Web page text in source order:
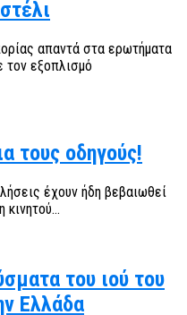
απαντά στα ερωτήματα
τον εξοπλισμό
τους οδηγούς!
έχουν ήδη βεβαιωθεί
του ιού του
Ελλάδα